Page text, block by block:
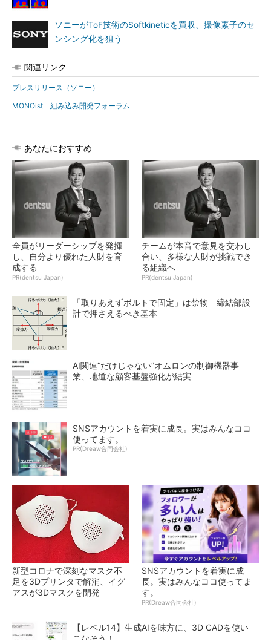
ソニーがToF技術のSoftkineticを買収、撮像素子のセ
ンシング化を狙う
関連リンク
プレスリリース（ソニー）
MONOist 組み込み開発フォーラム
あなたにおすすめ
全員がリーダーシップを発揮
し、自分より優れた人財を育
成する
PR(dentsu Japan)
チームが本音で意見を交わし
合い、多様な人財が挑戦でき
る組織へ
PR(dentsu Japan)
「取りあえずボルトで固定」は禁物 締結部設
計で押さえるべき基本
AI関連“だけじゃない”オムロンの制御機器事
業、地道な顧客基盤強化が結実
SNSアカウントを着実に成長。実はみんなココ
使ってます。
PR(Dreaw合同会社)
新型コロナで深刻なマスク不
足を3Dプリンタで解消、イグ
アスが3Dマスクを開発
SNSアカウントを着実に成
長。実はみんなココ使ってま
す。
PR(Dreaw合同会社)
【レベル14】生成AIを味方に、3D CADを使い
こなそう！